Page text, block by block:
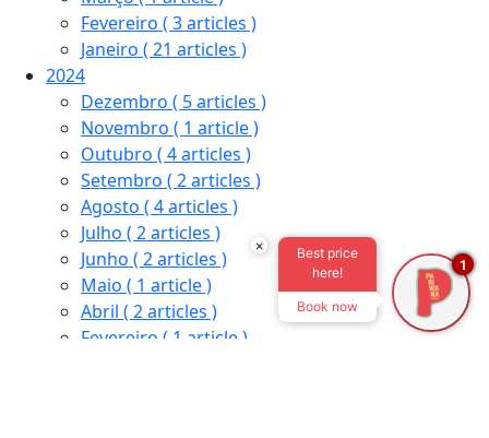
Fevereiro ( 3 articles )
Janeiro ( 21 articles )
2024
Dezembro ( 5 articles )
Novembro ( 1 article )
Outubro ( 4 articles )
Setembro ( 2 articles )
Agosto ( 4 articles )
Julho ( 2 articles )
Junho ( 2 articles )
Maio ( 1 article )
Abril ( 2 articles )
Fevereiro ( 1 article )
×
Best price
here!
Book now
1